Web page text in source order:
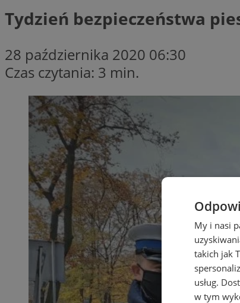
Tydzień bezpieczeństwa
28 października 2020 06:30
Czas czytania: 3 min.
My i nasi
takich jak
usług.
w tym